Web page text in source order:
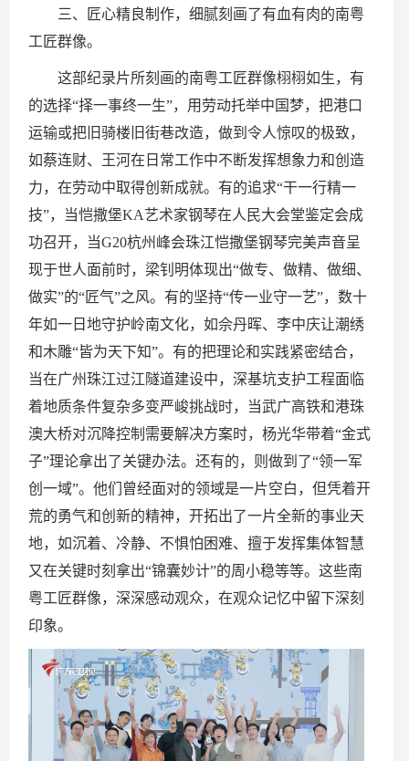
三、匠心精良制作，细腻刻画了有血有肉的南粤
工匠群像。
这部纪录片所刻画的南粤工匠群像栩栩如生，有
的选择“择一事终一生”，用劳动托举中国梦，把港口
运输或把旧骑楼旧街巷改造，做到令人惊叹的极致，
如蔡连财、王河在日常工作中不断发挥想象力和创造
力，在劳动中取得创新成就。有的追求“干一行精一
技”，当恺撒堡KA艺术家钢琴在人民大会堂鉴定会成
功召开，当G20杭州峰会珠江恺撒堡钢琴完美声音呈
现于世人面前时，梁钊明体现出“做专、做精、做细、
做实”的“匠气”之风。有的坚持“传一业守一艺”，数十
年如一日地守护岭南文化，如佘丹晖、李中庆让潮绣
和木雕“皆为天下知”。有的把理论和实践紧密结合，
当在广州珠江过江隧道建设中，深基坑支护工程面临
着地质条件复杂多变严峻挑战时，当武广高铁和港珠
澳大桥对沉降控制需要解决方案时，杨光华带着“金式
子”理论拿出了关键办法。还有的，则做到了“领一军
创一域”。他们曾经面对的领域是一片空白，但凭着开
荒的勇气和创新的精神，开拓出了一片全新的事业天
地，如沉着、冷静、不惧怕困难、擅于发挥集体智慧
又在关键时刻拿出“锦囊妙计”的周小稳等等。这些南
粤工匠群像，深深感动观众，在观众记忆中留下深刻
印象。